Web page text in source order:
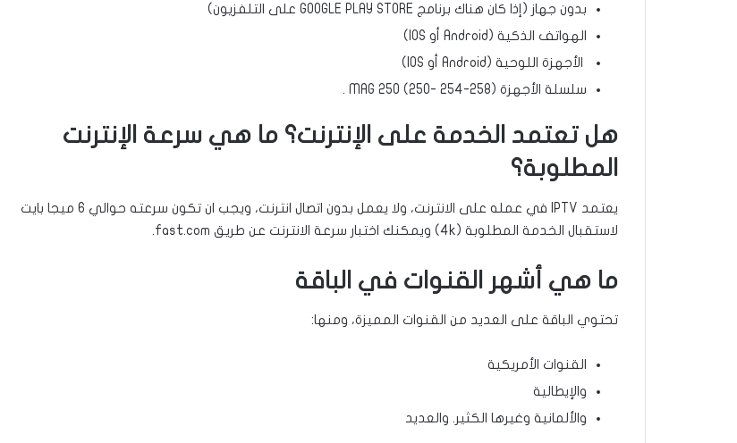
بدون جهاز (إذا كان هناك برنامج GOOGLE PLAY STORE على التلفزيون)
الهواتف الذكية (Android أو IOS)
الأجهزة اللوحية (Android أو IOS)
سلسلة الأجهزة MAG 250 (250- 254-258) .
هل تعتمد الخدمة على الإنترنت؟ ما هي سرعة الإنترنت
المطلوبة؟
يعتمد IPTV في عمله على الانترنت، ولا يعمل بدون اتصال انترنت، ويجب ان تكون سرعته حوالي 6 ميجا بايت
لاستقبال الخدمة المطلوبة (4k) ويمكنك اختبار سرعة الانترنت عن طريق fast.com.
ما هي أشهر القنوات في الباقة
تحتوي الباقة على العديد من القنوات المميزة، ومنها:
القنوات الأمريكية
والإيطالية
والألمانية وغيرها الكثير. والعديد